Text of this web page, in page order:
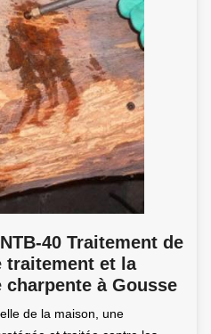
40 Traitement de
traitement et la
à Gousse
de la maison, une